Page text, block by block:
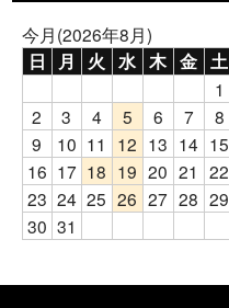
今月(2026年8月)
日 月 火 水 木 金 土
1
2
3 4 5 6 7
8
9
10 11 12 13 14 15
16 17 18 19 20 21 22
23 24 25 26 27 28 29
30 31